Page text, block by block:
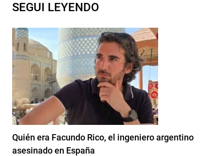
SEGUI LEYENDO
Quién era Facundo Rico, el ingeniero argentino
asesinado en España